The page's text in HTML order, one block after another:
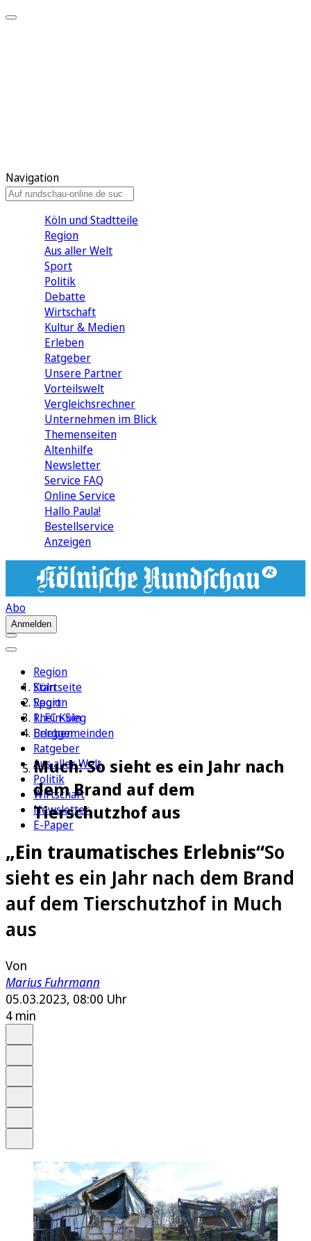
Navigation
Köln und Stadtteile
Region
Aus aller Welt
Sport
Politik
Debatte
Wirtschaft
Kultur & Medien
Erleben
Ratgeber
Unsere Partner
Vorteilswelt
Vergleichsrechner
Unternehmen im Blick
Themenseiten
Altenhilfe
Newsletter
Service FAQ
Online Service
Hallo Paula!
Bestellservice
Anzeigen
Abo
Anmelden
Region
Köln
Sport
1. FC Köln
Erleben
Ratgeber
Aus aller Welt
Politik
Wirtschaft
Newsletter
E-Paper
Startseite
Region
Rhein-Sieg
Berggemeinden
Much: So sieht es ein Jahr nach
dem Brand auf dem
Tierschutzhof aus
„Ein traumatisches Erlebnis“So
sieht es ein Jahr nach dem Brand
auf dem Tierschutzhof in Much
aus
Von
Marius Fuhrmann
05.03.2023, 08:00 Uhr
4 min